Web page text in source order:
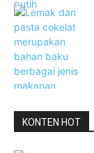
KONTEN HOT